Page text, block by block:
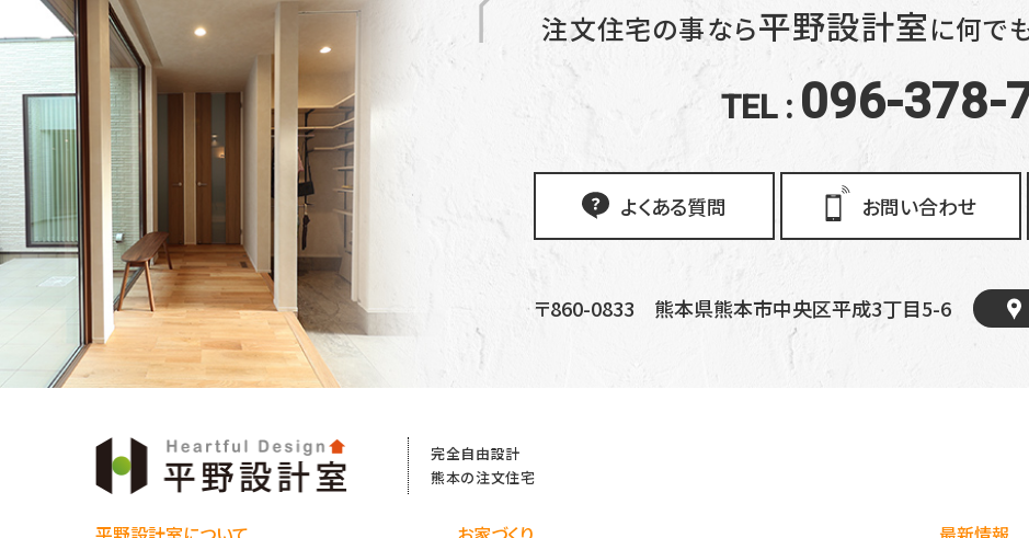
送
り
注文住宅の事なら平野設計室に何で
TEL : 096-378-
よくある質問 お問い合わせ
〒860-0833 熊本県熊本市中央区平成3丁目5-6
完全自由設計
熊本の注文住宅